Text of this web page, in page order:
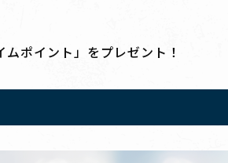
ポイント」をプレゼント！